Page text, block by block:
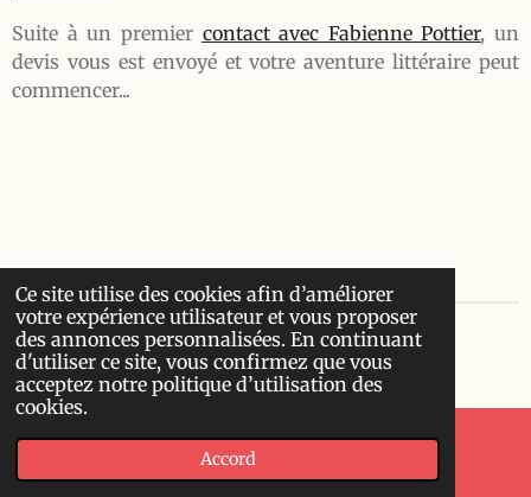
Ce site utilise des cookies afin d’améliorer
votre expérience utilisateur et vous proposer
des annonces personnalisées. En continuant
d'utiliser ce site, vous confirmez que vous
acceptez notre politique d’utilisation des
cookies.
Accord
Suite à un premier contact avec Fabienne Pottier, un
devis vous est envoyé et votre aventure littéraire peut
commencer...
© 2023 - 2026 Lismavie
Propulsé parWebador
Téléphone